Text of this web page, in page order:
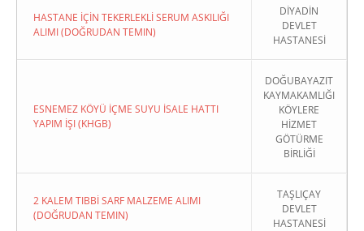
Okul
Kapat
HASTANE İÇİN TEKERLEKLİ SERUM ASKILIĞI
ALIMI (DOĞRUDAN TEMIN)
DİYADİN
DEVLET
HASTANESİ
ESNEMEZ KÖYÜ İÇME SUYU İSALE HATTI
YAPIM İŞI (KHGB)
DOĞUBAYAZIT
KAYMAKAMLIĞI
KÖYLERE
HİZMET
GÖTÜRME
BİRLİĞİ
2 KALEM TIBBİ SARF MALZEME ALIMI
(DOĞRUDAN TEMIN)
TAŞLIÇAY
DEVLET
HASTANESİ